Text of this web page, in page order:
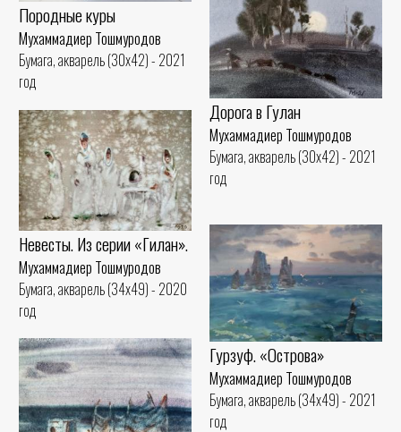
Породные куры
Мухаммадиер Тошмуродов
Бумага, акварель (30x42) - 2021
год
Дорога в Гулан
Мухаммадиер Тошмуродов
Бумага, акварель (30x42) - 2021
год
Невесты. Из серии «Гилан».
Мухаммадиер Тошмуродов
Бумага, акварель (34x49) - 2020
год
Гурзуф. «Острова»
Мухаммадиер Тошмуродов
Бумага, акварель (34x49) - 2021
год